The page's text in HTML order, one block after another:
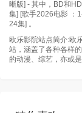
20260703
晰版] - 其中，BD和
集] [歌手2026电影 ：
24集] 。
欧乐影院站点简介:欧
站，涵盖了各种各样
的动漫、综艺，亦或